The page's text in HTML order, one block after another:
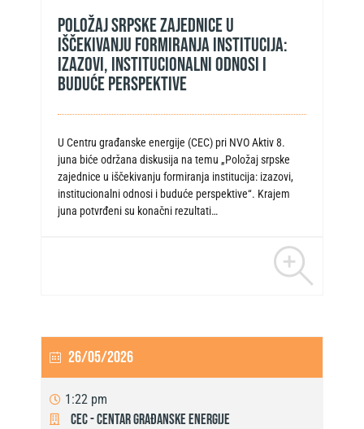
Položaj srpske zajednice u
iščekivanju formiranja institucija:
izazovi, institucionalni odnosi i
buduće perspektive
U Centru građanske energije (CEC) pri NVO Aktiv 8.
juna biće održana diskusija na temu „Položaj srpske
zajednice u iščekivanju formiranja institucija: izazovi,
institucionalni odnosi i buduće perspektive“. Krajem
juna potvrđeni su konačni rezultati…
26/05/2026
1:22 pm
CEC - Centar građanske energije